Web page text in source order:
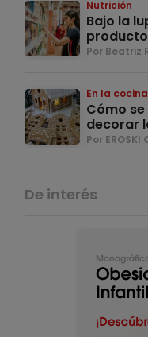
Nutrición
Bajo la
Por Beatriz
En la cocina
Cómo
decorar
Por EROSKI
De interés